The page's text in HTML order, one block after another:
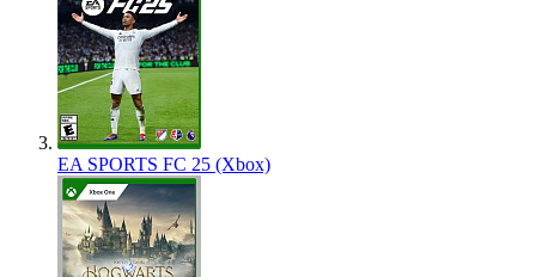
EA SPORTS FC 25 (Xbox)